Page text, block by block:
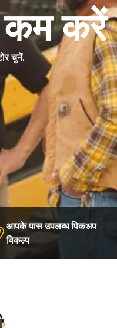
कम करें
चुनें.
आपके पास उपलब्ध पिकअप
विकल्प